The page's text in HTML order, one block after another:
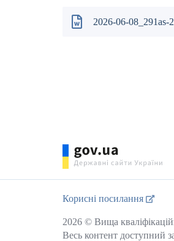
2026-06-08_291as-
Корисні посилання
2026 © Вища
Весь контент доступний